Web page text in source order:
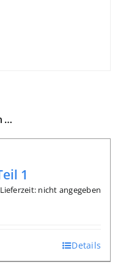
…
1
Lieferzeit: nicht angegeben
Details